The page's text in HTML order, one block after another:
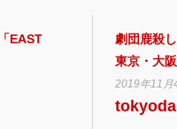
EAST
劇団鹿殺
東京・大
2019年11月